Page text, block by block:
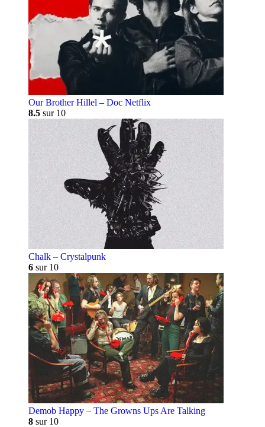
Our Brother Hillel – Doc Netflix
8.5 sur 10
Chalk – Crystalpunk
6 sur 10
Demob Happy – The Growns Ups Are Talking
8 sur 10